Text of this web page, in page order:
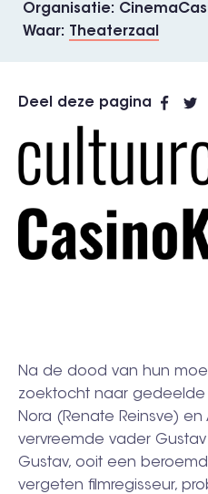
Organisatie
Waar
Theaterzaal
Deel deze pagina
Na de dood van hun
zoektocht naar gedeelde
Nora (Renate Reinsve)
vervreemde vader Gustav
Gustav, ooit een
vergeten filmregisseur,